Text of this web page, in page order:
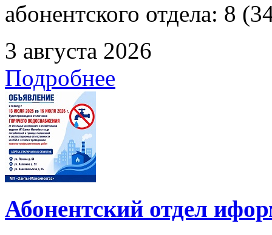
абонентского отдела: 8
3 августа 2026
Подробнее
Абонентский отдел